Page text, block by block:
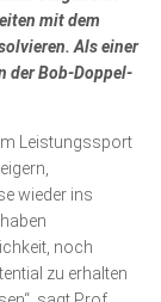
mit dem
Als einer
der Bob-Doppel-
Leistungssport
wieder ins
noch
zu erhalten